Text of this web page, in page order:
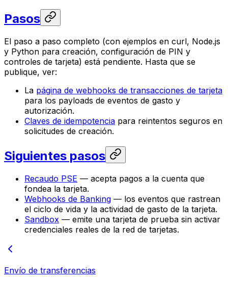
Pasos
El paso a paso completo (con ejemplos en curl, Node.js
y Python para creación, configuración de PIN y
controles de tarjeta) está pendiente. Hasta que se
publique, ver:
La página de webhooks de transacciones de tarjeta
para los payloads de eventos de gasto y
autorización.
Claves de idempotencia para reintentos seguros en
solicitudes de creación.
Siguientes pasos
Recaudo PSE — acepta pagos a la cuenta que
fondea la tarjeta.
Webhooks de Banking — los eventos que rastrean
el ciclo de vida y la actividad de gasto de la tarjeta.
Sandbox — emite una tarjeta de prueba sin activar
credenciales reales de la red de tarjetas.
Envío de transferencias